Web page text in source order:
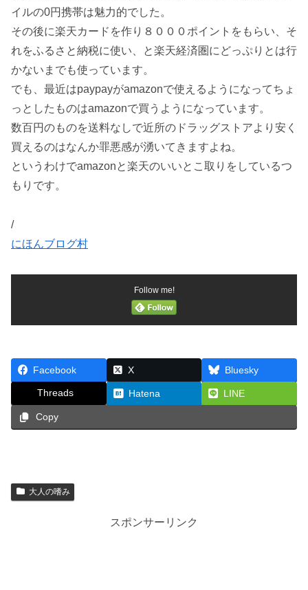
イルの0円携帯は魅力的でした。
その後に楽天カードを作り８０００ポイントをもらい、そ
れをふるさと納税に使い、と楽天経済圏にどっぷりとは行
かないまでも使っています。
でも、最近はpaypayがamazonで使えるようになってちょ
っとしたものはamazonで買うようになっています。
数百円のものを送料なしで近所のドラッグストアより安く
買えるのはなんか罪悪感が湧いてきますよね。
というわけでamazonと楽天のいいとこ取りをしているつ
もりです。
/
にほんブログ村
Follow me!
Facebook X Bluesky
Threads Hatena LINE
Copy
大人の嗜み
スポンサーリンク